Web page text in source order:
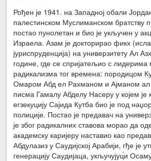
Рођен је 1941. на Западној обали
палестинском Муслиманском братству
постао пунолетан и био је укључен у
Израела. Азам је докторирао фикх
јуриспруденција) на универзитету Ал
године, где се спријатељио с лидерима
радикализма тог времена: породицом
Омаром Абд ел Рахманом и Ајманом ал
писма Гамалу Абделу Насеру у којем је
егзекуцију Сајида Кутба био је под
полиције. Постао је предавач на
је због радикалних ставова морао да
академску каријеру наставио као
Абдулазиз у Саудијској Арабији, гђе је
генерацију Саудијаца, укључујуц́и